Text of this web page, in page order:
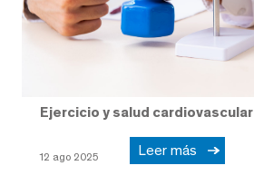
Ejercicio y salud cardiovascular
12 ago 2025 Leer más